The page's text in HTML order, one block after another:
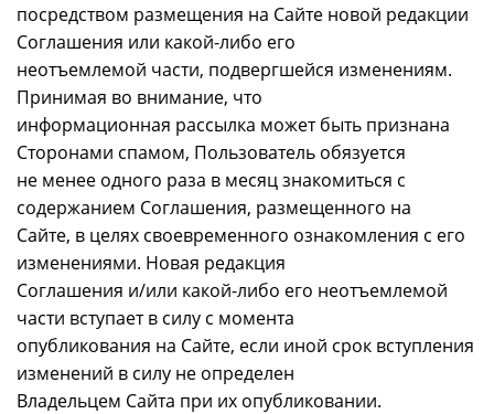
посредством размещения на Сайте новой редакции
Соглашения или какой-либо его
неотъемлемой части, подвергшейся изменениям.
Принимая во внимание, что
информационная рассылка может быть признана
Сторонами спамом, Пользователь обязуется
не менее одного раза в месяц знакомиться с
содержанием Соглашения, размещенного на
Сайте, в целях своевременного ознакомления с его
изменениями. Новая редакция
Соглашения и/или какой-либо его неотъемлемой
части вступает в силу с момента
опубликования на Сайте, если иной срок вступления
изменений в силу не определен
Владельцем Сайта при их опубликовании.